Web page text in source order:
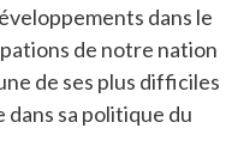
dans le
de notre nation
de ses plus difficiles
sa politique du